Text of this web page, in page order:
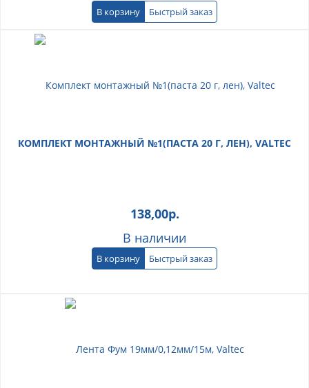
В корзину Быстрый заказ
КОМПЛЕКТ МОНТАЖНЫЙ №1(ПАСТА 20 Г, ЛЕН), VALTEC
138,00р.
В наличии
В корзину Быстрый заказ